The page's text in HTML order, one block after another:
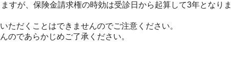
すが、保険金請求権の時効は受診日から起算して3年となりま
ただくことはできませんのでご注意ください。
のであらかじめご了承ください。